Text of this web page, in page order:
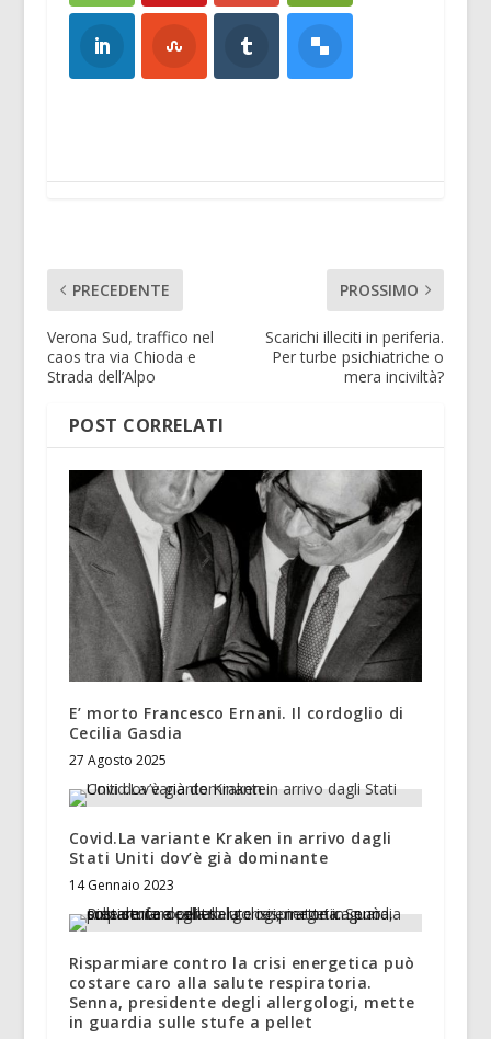
PRECEDENTE
Verona Sud, traffico nel
caos tra via Chioda e
Strada dell’Alpo
PROSSIMO
Scarichi illeciti in periferia.
Per turbe psichiatriche o
mera inciviltà?
POST CORRELATI
E’ morto Francesco Ernani. Il cordoglio di
Cecilia Gasdia
27 Agosto 2025
Covid.La variante Kraken in arrivo dagli
Stati Uniti dov’è già dominante
14 Gennaio 2023
Risparmiare contro la crisi energetica può
costare caro alla salute respiratoria.
Senna, presidente degli allergologi, mette
in guardia sulle stufe a pellet